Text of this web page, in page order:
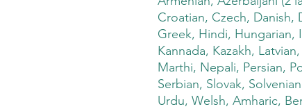
Croatian, Czech, Danish,
Greek, Hindi, Hungarian,
Kannada, Kazakh,
Marthi, Nepali, Persian,
Serbian, Slovak,
Urdu, Welsh, Amharic,